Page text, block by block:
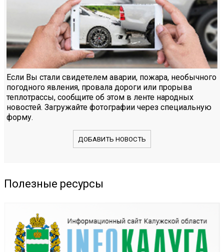
Если Вы стали свидетелем аварии, пожара, необычного
погодного явления, провала дороги или прорыва
теплотрассы, сообщите об этом в ленте народных
новостей. Загружайте фотографии через специальную
форму.
ДОБАВИТЬ НОВОСТЬ
Полезные ресурсы